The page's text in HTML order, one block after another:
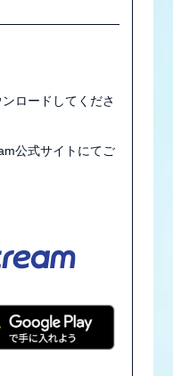
ロードしてくださ
公式サイトにてご